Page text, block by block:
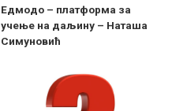
Едмодо – платформа за
учење на даљину – Наташа
Симуновић